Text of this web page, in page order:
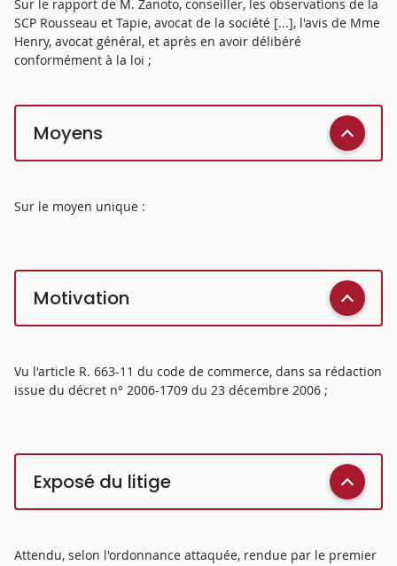
Sur le rapport de M. Zanoto, conseiller, les observations de la
SCP Rousseau et Tapie, avocat de la société [...], l'avis de Mme
Henry, avocat général, et après en avoir délibéré
conformément à la loi ;
Moyens
Sur le moyen unique :
Motivation
Vu l'article R. 663-11 du code de commerce, dans sa rédaction
issue du décret n° 2006-1709 du 23 décembre 2006 ;
Exposé du litige
Attendu, selon l'ordonnance attaquée, rendue par le premier